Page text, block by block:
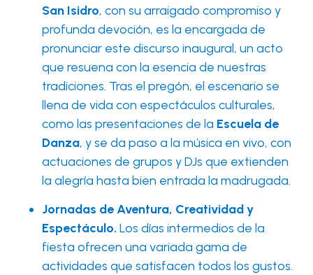
San Isidro, con su arraigado compromiso y
profunda devoción, es la encargada de
pronunciar este discurso inaugural, un acto
que resuena con la esencia de nuestras
tradiciones. Tras el pregón, el escenario se
llena de vida con espectáculos culturales,
como las presentaciones de la Escuela de
Danza, y se da paso a la música en vivo, con
actuaciones de grupos y DJs que extienden
la alegría hasta bien entrada la madrugada.
Jornadas de Aventura, Creatividad y
Espectáculo. Los días intermedios de la
fiesta ofrecen una variada gama de
actividades que satisfacen todos los gustos.